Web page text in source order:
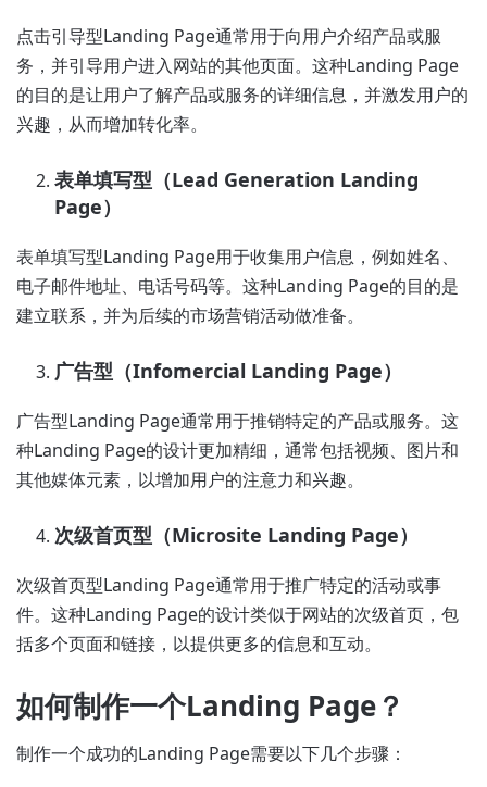
点击引导型Landing Page通常用于向用户介绍产品或服
务，并引导用户进入网站的其他页面。这种Landing Page
的目的是让用户了解产品或服务的详细信息，并激发用户的
兴趣，从而增加转化率。
表单填写型（Lead Generation Landing
Page）
表单填写型Landing Page用于收集用户信息，例如姓名、
电子邮件地址、电话号码等。这种Landing Page的目的是
建立联系，并为后续的市场营销活动做准备。
广告型（Infomercial Landing Page）
广告型Landing Page通常用于推销特定的产品或服务。这
种Landing Page的设计更加精细，通常包括视频、图片和
其他媒体元素，以增加用户的注意力和兴趣。
次级首页型（Microsite Landing Page）
次级首页型Landing Page通常用于推广特定的活动或事
件。这种Landing Page的设计类似于网站的次级首页，包
括多个页面和链接，以提供更多的信息和互动。
如何制作一个Landing Page？
制作一个成功的Landing Page需要以下几个步骤：